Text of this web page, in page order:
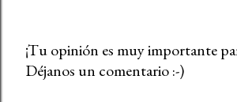
P
¡Tu opinión es muy importante
Déjanos un comentario :-)